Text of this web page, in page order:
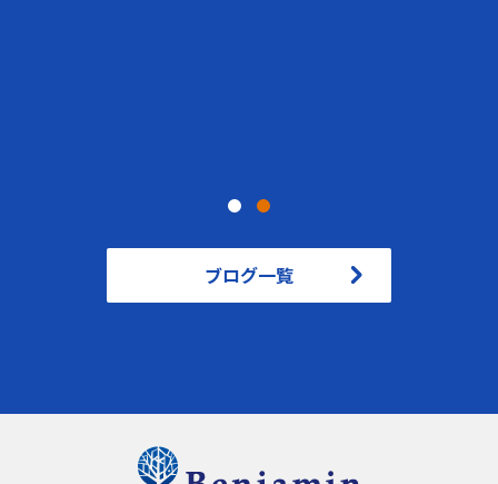
ブログ一覧